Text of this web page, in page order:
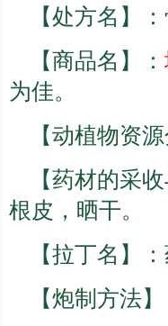
【处方名】
【商品名】：
为佳。
【动植物资
【药材的采
根皮，晒干。
【拉丁名】
【炮制方法